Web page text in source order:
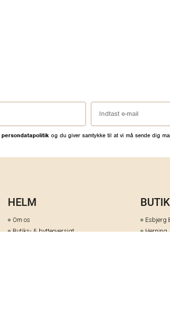
persondatapolitik og du giver samtykke til at vi må sende dig
HELM
Om os
Butiks- & bytteoversigt
Esbjerg
Herning